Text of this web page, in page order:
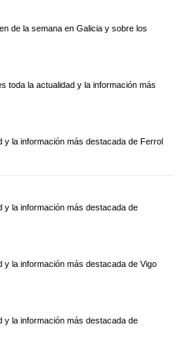
de la semana en Galicia y sobre los
toda la actualidad y la información más
y la información más destacada de Ferrol
y la información más destacada de
y la información más destacada de Vigo
y la información más destacada de